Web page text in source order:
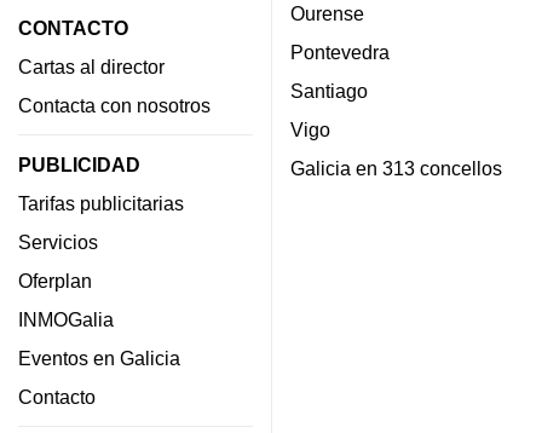
CONTACTO
Cartas al director
Contacta con nosotros
PUBLICIDAD
Tarifas publicitarias
Servicios
Oferplan
INMOGalia
Eventos en Galicia
Contacto
Ourense
Pontevedra
Santiago
Vigo
Galicia en 313 concellos